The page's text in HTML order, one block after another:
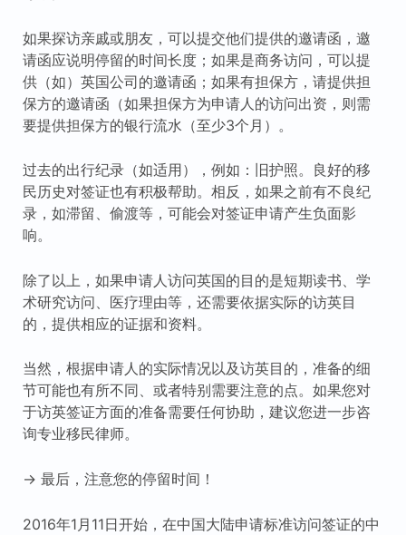
如果探访亲戚或朋友，可以提交他们提供的邀请函，邀
请函应说明停留的时间长度；如果是商务访问，可以提
供（如）英国公司的邀请函；如果有担保方，请提供担
保方的邀请函（如果担保方为申请人的访问出资，则需
要提供担保方的银行流水（至少3个月）。
过去的出行纪录（如适用），例如：旧护照。良好的移
民历史对签证也有积极帮助。相反，如果之前有不良纪
录，如滞留、偷渡等，可能会对签证申请产生负面影
响。
除了以上，如果申请人访问英国的目的是短期读书、学
术研究访问、医疗理由等，还需要依据实际的访英目
的，提供相应的证据和资料。
当然，根据申请人的实际情况以及访英目的，准备的细
节可能也有所不同、或者特别需要注意的点。如果您对
于访英签证方面的准备需要任何协助，建议您进一步咨
询专业移民律师。
→ 最后，注意您的停留时间！
2016年1月11日开始，在中国大陆申请标准访问签证的中